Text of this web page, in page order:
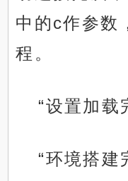
中的c作参数
程。
“设置加
“环境搭